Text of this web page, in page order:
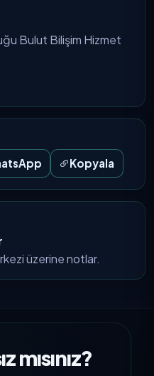
Bulut Bilişim Hizmet
Kopyala
üzerine notlar.
mısınız?